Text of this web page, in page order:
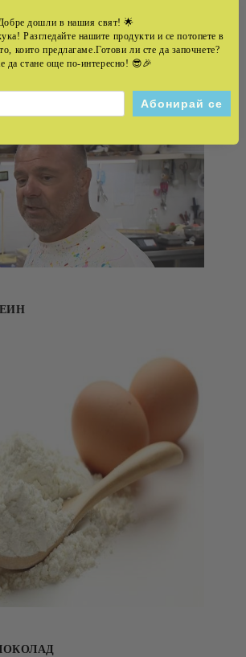
НЕЦОВСКИ
дошли в нашия свят! 🌟
Разгледайте нашите продукти и се потопете в
които предлагаме.Готови ли сте да започнете?
да стане още по-интересно! 😎🎉